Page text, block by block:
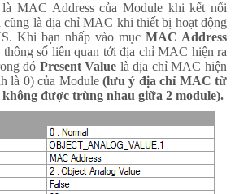
MAC Address của Module khi kết nối
là địa chỉ MAC khi thiết bị hoạt động
Khi bạn nhấp vào mục MAC Address
thông số liên quan tới địa chỉ MAC hiện ra
đó Present Value là địa chỉ MAC hiện
là 0) của Module(lưu ý địa chỉ MAC từ
được trùng nhau giữa 2 module).